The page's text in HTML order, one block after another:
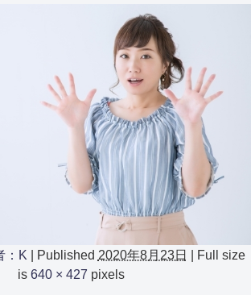
：K Published 2020年8月23日
Full size
is 640 × 427 pixels